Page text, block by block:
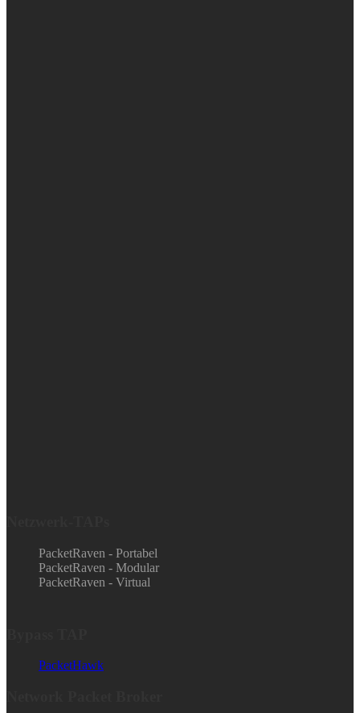
PacketRaven - Portabel
PacketRaven - Modular
PacketRaven - Virtual
PacketHawk